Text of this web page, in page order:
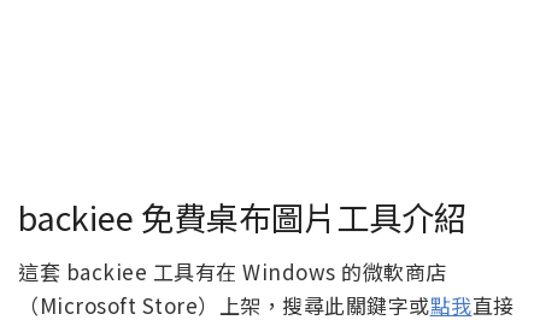
backiee 免費桌布圖片工具介紹
這套 backiee 工具有在 Windows 的微軟商店
（Microsoft Store）上架，搜尋此關鍵字或點我直接